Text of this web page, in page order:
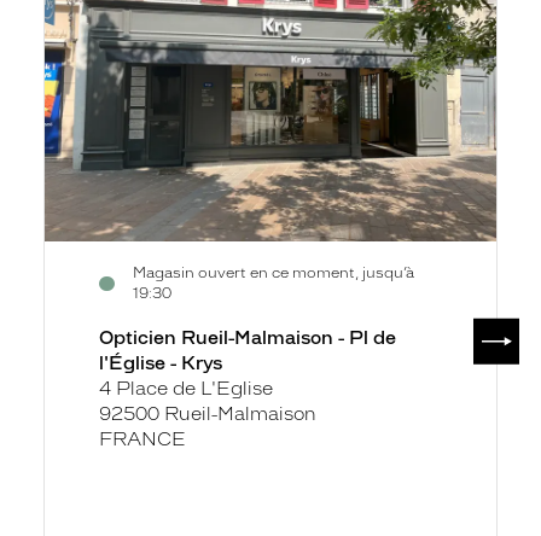
Pl
de
l'Église
-
Krys
Magasin ouvert en ce moment, jusqu’à
19:30
Opticien Rueil-Malmaison - Pl de
l'Église - Krys
4 Place de L'Eglise
92500 Rueil-Malmaison
FRANCE